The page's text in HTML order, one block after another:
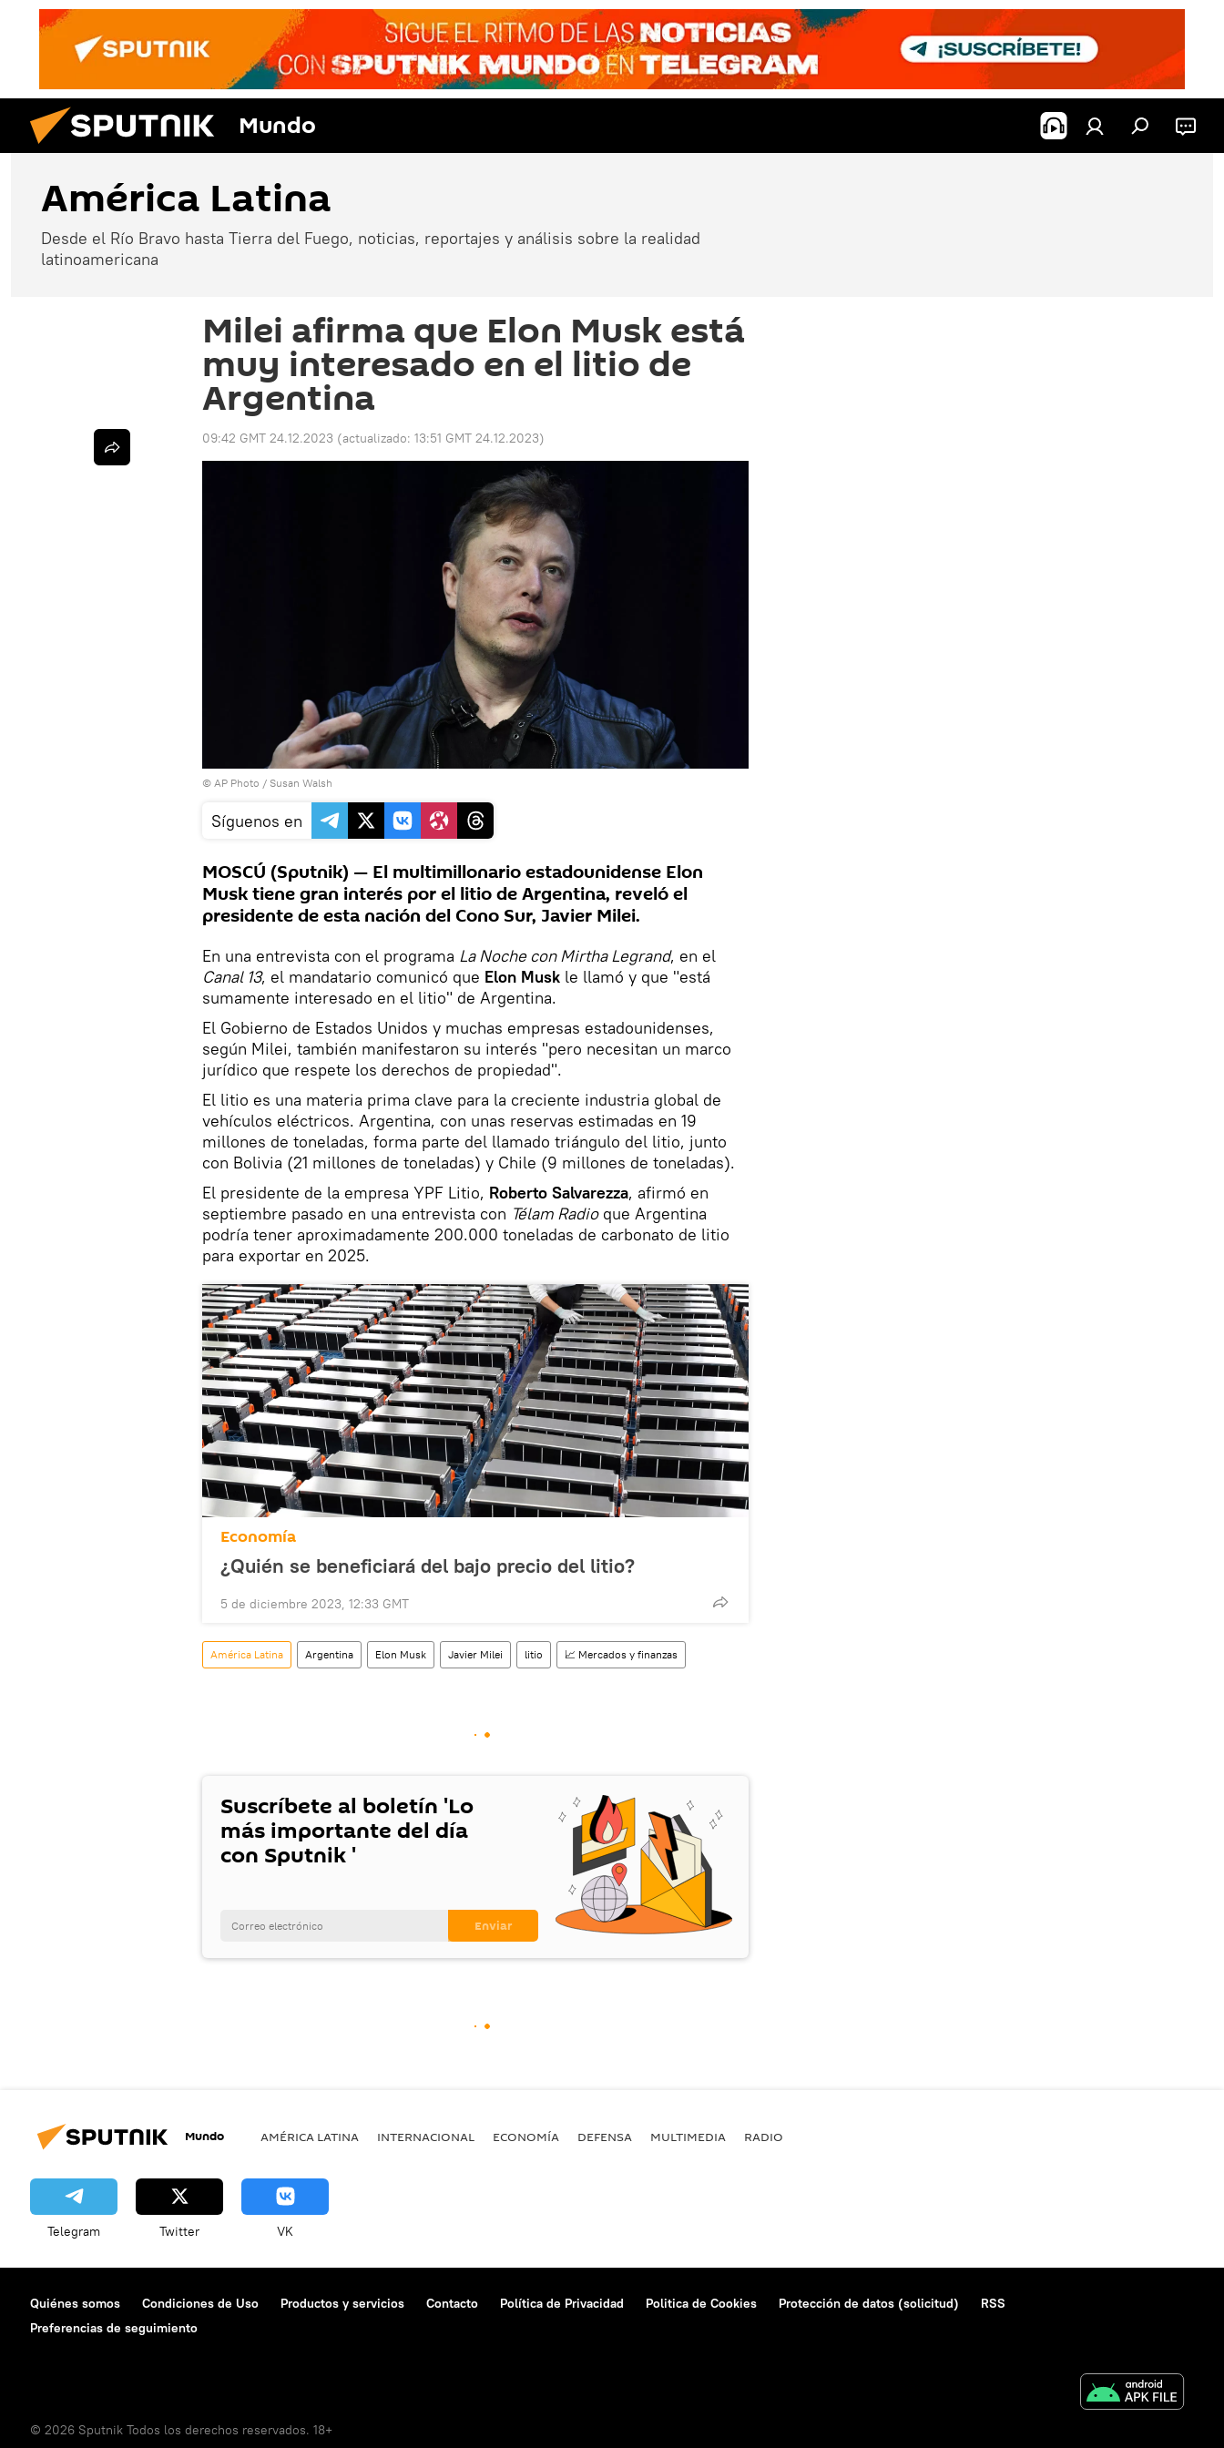
Mundo
América Latina
Desde el Río Bravo hasta Tierra del Fuego, noticias, reportajes y análisis sobre la realidad
latinoamericana
Milei afirma que Elon Musk está
muy interesado en el litio de
Argentina
09:42 GMT 24.12.2023 (actualizado: 13:51 GMT 24.12.2023)
© AP Photo / Susan Walsh
Síguenos en
MOSCÚ (Sputnik) — El multimillonario estadounidense Elon
Musk tiene gran interés por el litio de Argentina, reveló el
presidente de esta nación del Cono Sur, Javier Milei.
En una entrevista con el programa La Noche con Mirtha Legrand, en el
Canal 13, el mandatario comunicó que Elon Musk le llamó y que "está
sumamente interesado en el litio" de Argentina.
El Gobierno de Estados Unidos y muchas empresas estadounidenses,
según Milei, también manifestaron su interés "pero necesitan un marco
jurídico que respete los derechos de propiedad".
El litio es una materia prima clave para la creciente industria global de
vehículos eléctricos. Argentina, con unas reservas estimadas en 19
millones de toneladas, forma parte del llamado triángulo del litio, junto
con Bolivia (21 millones de toneladas) y Chile (9 millones de toneladas).
El presidente de la empresa YPF Litio, Roberto Salvarezza, afirmó en
septiembre pasado en una entrevista con Télam Radioque Argentina
podría tener aproximadamente 200.000 toneladas de carbonato de litio
para exportar en 2025.
Economía
¿Quién se beneficiará del bajo precio del litio?
5 de diciembre 2023, 12:33 GMT
América Latina Argentina Elon Musk Javier Milei litio 📈 Mercados y finanzas
Suscríbete al boletín 'Lo
más importante del día
con Sputnik '
Mundo AMÉRICA LATINA INTERNACIONAL ECONOMÍA DEFENSA MULTIMEDIA RADIO
Telegram Twitter VK
Quiénes somos Condiciones de Uso Productos y servicios Contacto Política de Privacidad Politica de Cookies Protección de datos (solicitud)
RSS
Preferencias de seguimiento
© 2026 Sputnik Todos los derechos reservados. 18+